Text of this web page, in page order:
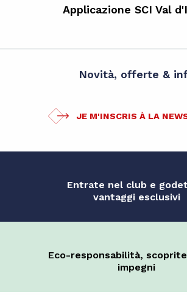
Applicazione SCI Val
Novità, offerte &
JE M'INSCRIS À LA
Entrate nel club e
vantaggi esclusivi
Eco-responsabilità,
impegni